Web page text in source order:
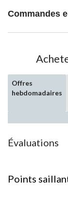
Commandes
Offres
hebdomadaires
Évaluations
Points